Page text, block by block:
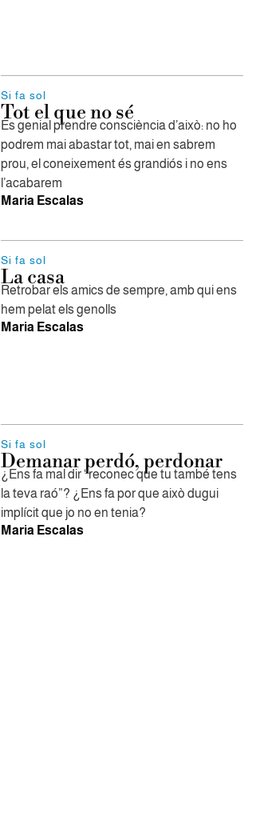
Si fa sol
Tot el que no sé
És genial prendre consciència d’això: no ho
podrem mai abastar tot, mai en sabrem
prou, el coneixement és grandiós i no ens
l’acabarem
Maria Escalas
Si fa sol
La casa
Retrobar els amics de sempre, amb qui ens
hem pelat els genolls
Maria Escalas
Si fa sol
Demanar perdó, perdonar
¿Ens fa mal dir “reconec que tu també tens
la teva raó”? ¿Ens fa por que això dugui
implícit que jo no en tenia?
Maria Escalas